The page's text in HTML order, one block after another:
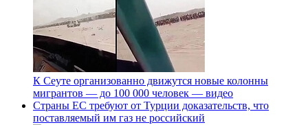
К Сеуте организованно движутся новые колонны
мигрантов — до 100 000 человек — видео
Страны ЕС требуют от Турции доказательств, что
поставляемый им газ не российский